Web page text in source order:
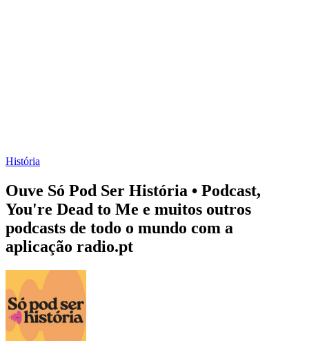
História
Ouve Só Pod Ser História • Podcast,
You're Dead to Me e muitos outros
podcasts de todo o mundo com a
aplicação radio.pt